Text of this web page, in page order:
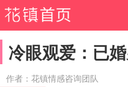
冷眼观爱：已
作者：花镇情感咨询团队